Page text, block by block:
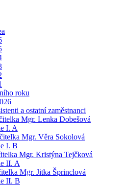
roku
a ostatní zaměstnanci
Mgr. Lenka Dobešová
I. A
Mgr. Věra Sokolová
I. B
Mgr. Kristýna Tejčková
II. A
Mgr. Jitka Šprinclová
II. B